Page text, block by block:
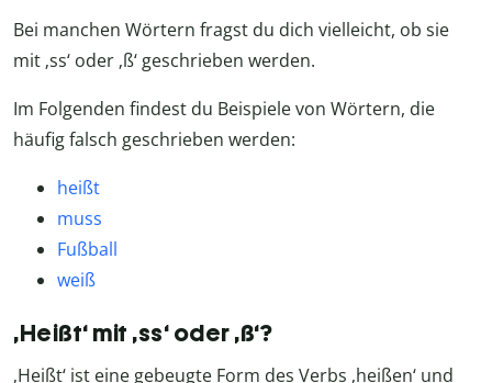
Bei manchen Wörtern fragst du dich vielleicht, ob sie
mit ‚ss‘ oder ‚ß‘ geschrieben werden.
Im Folgenden findest du Beispiele von Wörtern, die
häufig falsch geschrieben werden:
heißt
muss
Fußball
weiß
‚Heißt‘ mit ‚ss‘ oder ‚ß‘?
‚Heißt‘ ist eine gebeugte Form des Verbs ‚heißen‘ und